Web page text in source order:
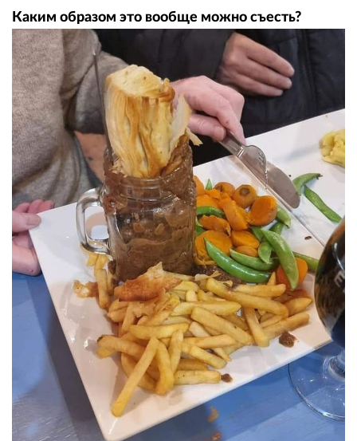
Каким образом это вообще можно съесть?